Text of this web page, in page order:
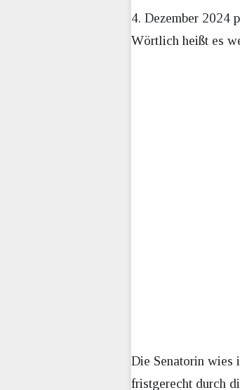
4. Dezember 2024
Wörtlich heißt es
Die Senatorin wies
fristgerecht durch